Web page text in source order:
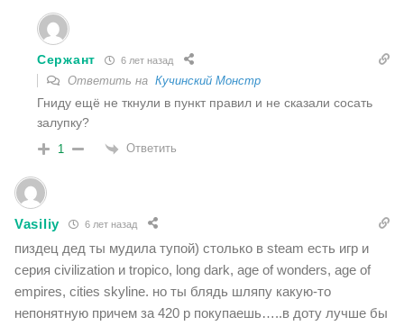
Сержант 6 лет назад
Ответить на Кучинский Монстр
Гниду ещё не ткнули в пункт правил и не сказали сосать
залупку?
1 Ответить
Vasiliy 6 лет назад
пиздец дед ты мудила тупой) столько в steam есть игр и
серия civilization и tropico, long dark, age of wonders, age of
empires, cities skyline. но ты блядь шляпу какую-то
непонятную причем за 420 р покупаешь…..в доту лучше бы